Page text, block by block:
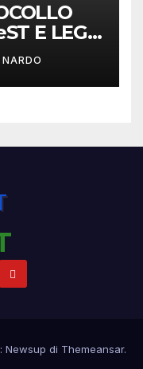
E LEGA
Newsup di Themeansar.